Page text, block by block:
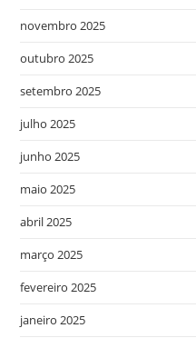
novembro 2025
outubro 2025
setembro 2025
julho 2025
junho 2025
maio 2025
abril 2025
março 2025
fevereiro 2025
janeiro 2025